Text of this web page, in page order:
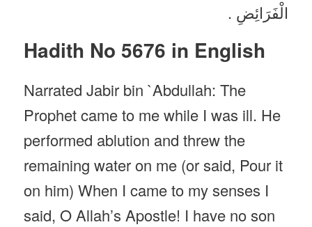
الْفَرَائِضِ .
Hadith No 5676 in English
Narrated Jabir bin `Abdullah: The
Prophet came to me while I was ill. He
performed ablution and threw the
remaining water on me (or said, Pour it
on him) When I came to my senses I
said, O Allah’s Apostle! I have no son